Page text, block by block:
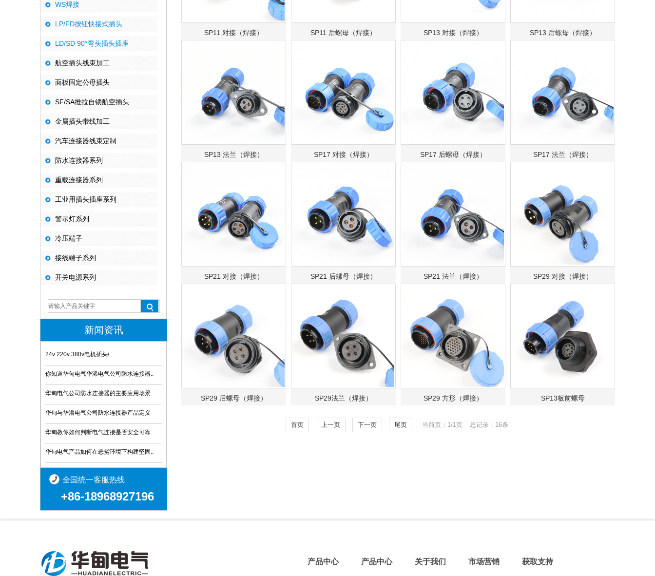
WS焊接
LP/FD按钮快接式插头
LD/SD 90°弯头插头插座
航空插头线束加工
面板固定公母插头
SF/SA推拉自锁航空插头
金属插头带线加工
汽车连接器线束定制
防水连接器系列
重载连接器系列
工业用插头插座系列
警示灯系列
冷压端子
接线端子系列
开关电源系列
新闻资讯
24v 220v 380v电机插头/..
你知道华甸电气华浠电气公司防水连接器..
华甸电气公司防水连接器的主要应用场景..
华甸与华淆电气公司防水连接器产品定义
华甸教你如何判断电气连接是否安全可靠
华甸电气产品如何在恶劣环境下构建坚固..
全国统一客服热线
+86-18968927196
SP11 对接（焊接） SP11 后螺母（焊接） SP13 对接（焊接） SP13 后螺母（焊接）
SP13 法兰（焊接） SP17 对接（焊接） SP17 后螺母（焊接） SP17 法兰（焊接）
SP21 对接（焊接） SP21 后螺母（焊接） SP21 法兰（焊接） SP29 对接（焊接）
SP29 后螺母（焊接） SP29法兰（焊接） SP29 方形（焊接） SP13板前螺母
首页 上一页 下一页 尾页 当前页：1/1页 总记录：16条
产品中心 产品中心 关于我们 市场营销 获取支持